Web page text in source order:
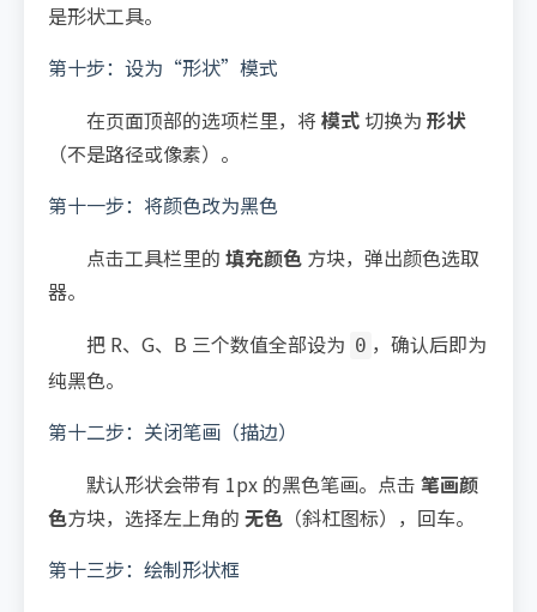
是形状工具。
第十步：设为“形状”模式
在页面顶部的选项栏里，将 模式 切换为 形状
（不是路径或像素）。
第十一步：将颜色改为黑色
点击工具栏里的 填充颜色 方块，弹出颜色选取
器。
把 R、G、B 三个数值全部设为 0 ，确认后即为
纯黑色。
第十二步：关闭笔画（描边）
默认形状会带有 1px 的黑色笔画。点击 笔画颜
色方块，选择左上角的 无色 （斜杠图标），回车。
第十三步：绘制形状框